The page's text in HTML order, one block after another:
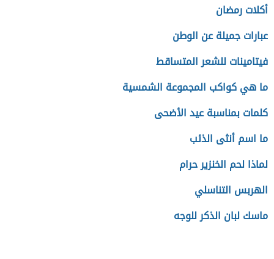
أكلات رمضان
عبارات جميلة عن الوطن
فيتامينات للشعر المتساقط
ما هي كواكب المجموعة الشمسية
كلمات بمناسبة عيد الأضحى
ما اسم أنثى الذئب
لماذا لحم الخنزير حرام
الهربس التناسلي
ماسك لبان الذكر للوجه